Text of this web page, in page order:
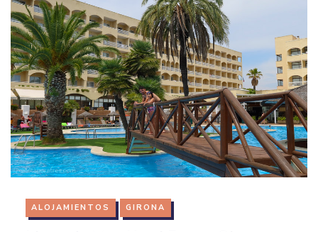
ALOJAMIENTOS GIRONA